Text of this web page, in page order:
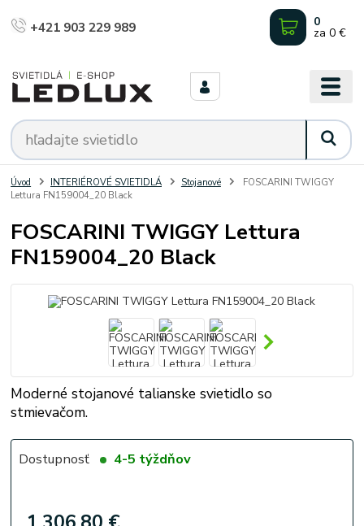
+421 903 229 989 0
za 0 €
Úvod INTERIÉROVÉ SVIETIDLÁ Stojanové
FOSCARINI TWIGGY
Lettura FN159004_20 Black
FOSCARINI TWIGGY Lettura
FN159004_20 Black
Moderné stojanové talianske svietidlo so
stmievačom.
Dostupnosť 4-5 týždňov